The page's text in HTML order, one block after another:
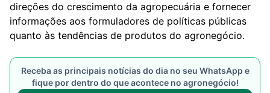
direções do crescimento da agropecuária e fornecer
informações aos formuladores de políticas públicas
quanto às tendências de produtos do agronegócio.
Receba as principais notícias do dia no seu WhatsApp e
fique por dentro do que acontece no agronegócio!